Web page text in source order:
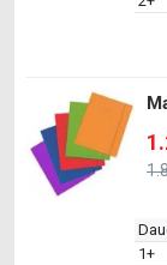
1+